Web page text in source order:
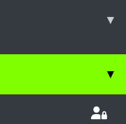
▾
▾